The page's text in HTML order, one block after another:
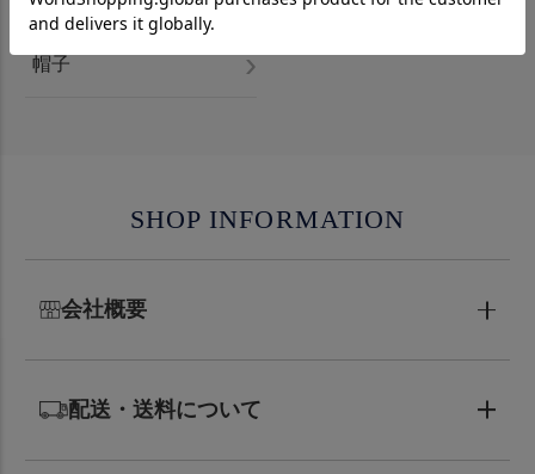
帽子
SHOP INFORMATION
会社概要
配送・送料について